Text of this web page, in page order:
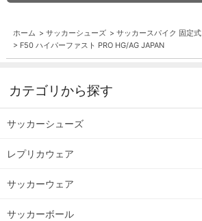
ホーム > サッカーシューズ > サッカースパイク 固定式
> F50 ハイパーファスト PRO HG/AG JAPAN
カテゴリから探す
サッカーシューズ
レプリカウェア
サッカーウェア
サッカーボール